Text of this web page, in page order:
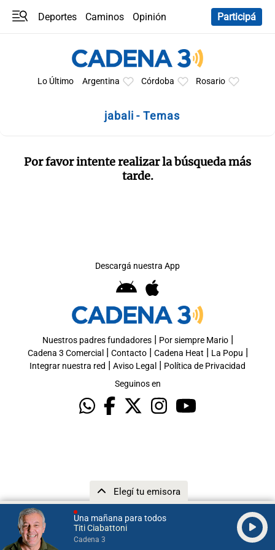
Una mañana para todos
Titi Ciabattoni
Cadena 3
Elegí tu emisora
Deportes Caminos
Opinión
Participá
Lo Último Argentina Córdoba Rosario
jabali - Temas
Por favor intente realizar la búsqueda más
tarde.
Descargá nuestra App
Nuestros padres fundadores| Por siempre Mario|
Cadena 3 Comercial | Contacto| Cadena Heat | La Popu |
Integrar nuestra red | Aviso Legal | Política de Privacidad
Seguinos en